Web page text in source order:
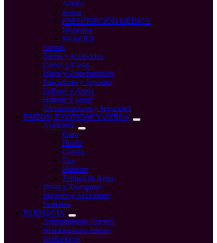
Adulto
Senior
PRESCRIPCIÓN MÉDICA
Húmedos
SNACKS
Arenas
Baños y Accesorios
Camas y Casas
Platos y Dispensadores
Rascadores y Juguetes
Collares y Arnés
Higiene y Salud
Transportadores y Seguridad
ERIZOS, EXOTICOS Y OTROS
Alimentos
Erizo
Hurón
Conejo
Cuy
Hamster
Tortuga de Agua
Jaulas y Transporte
Juguetes y Accesorios
Sustratos
FARMACIA
Antiparasitario Externo
Antiparasitario Interno
Antibióticos